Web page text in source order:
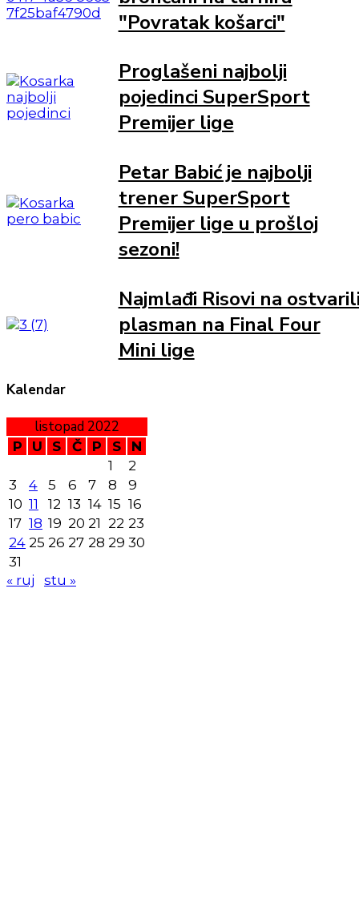
"Povratak košarci"
Proglašeni najbolji
pojedinci SuperSport
Premijer lige
Petar Babić je najbolji
trener SuperSport
Premijer lige u prošloj
sezoni!
Najmlađi Risovi na
plasman na Final Four
Mini lige
Kalendar
listopad 2022
P U S Č P S
N
1
2
3
4 5 6 7 8
9
10 11 12 13 14 15 16
17 18 19 20 21 22 23
24 25 26 27 28 29 30
31
« ruj
stu »